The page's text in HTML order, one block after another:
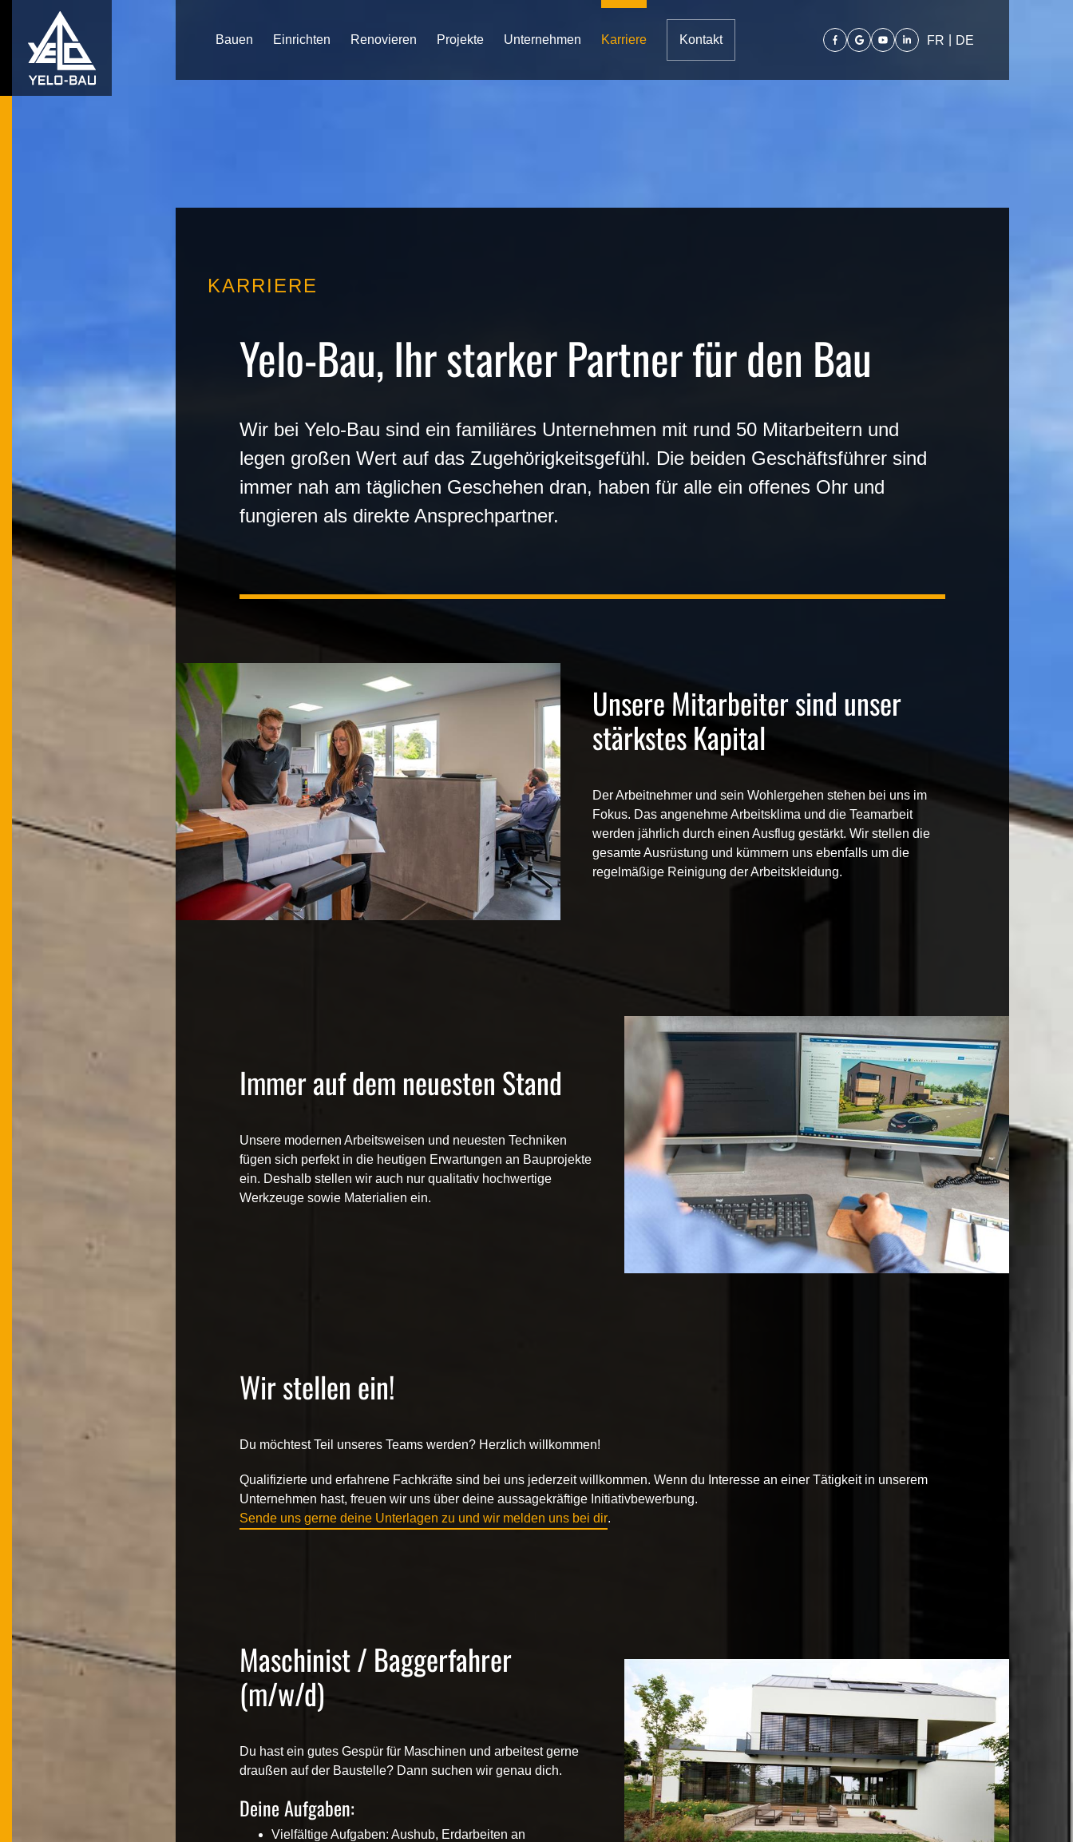
FR DE
Bauen Einrichten Renovieren Projekte Unternehmen Karriere Kontakt
KARRIERE
Yelo-Bau, Ihr starker Partner für den Bau
Wir bei Yelo-Bau sind ein familiäres Unternehmen mit rund 50 Mitarbeitern und
legen großen Wert auf das Zugehörigkeitsgefühl. Die beiden Geschäftsführer sind
immer nah am täglichen Geschehen dran, haben für alle ein offenes Ohr und
fungieren als direkte Ansprechpartner.
Unsere Mitarbeiter sind unser
stärkstes Kapital
Der Arbeitnehmer und sein Wohlergehen stehen bei uns im
Fokus. Das angenehme Arbeitsklima und die Teamarbeit
werden jährlich durch einen Ausflug gestärkt. Wir stellen die
gesamte Ausrüstung und kümmern uns ebenfalls um die
regelmäßige Reinigung der Arbeitskleidung.
Immer auf dem neuesten Stand
Unsere modernen Arbeitsweisen und neuesten Techniken
fügen sich perfekt in die heutigen Erwartungen an Bauprojekte
ein. Deshalb stellen wir auch nur qualitativ hochwertige
Werkzeuge sowie Materialien ein.
Wir stellen ein!
Du möchtest Teil unseres Teams werden? Herzlich willkommen!
Qualifizierte und erfahrene Fachkräfte sind bei uns jederzeit willkommen. Wenn du Interesse an einer Tätigkeit in unserem
Unternehmen hast, freuen wir uns über deine aussagekräftige Initiativbewerbung.
Sende uns gerne deine Unterlagen zu und wir melden uns bei dir.
Maschinist / Baggerfahrer
(m/w/d)
Du hast ein gutes Gespür für Maschinen und arbeitest gerne
draußen auf der Baustelle? Dann suchen wir genau dich.
Deine Aufgaben:
Vielfältige Aufgaben: Aushub, Erdarbeiten an